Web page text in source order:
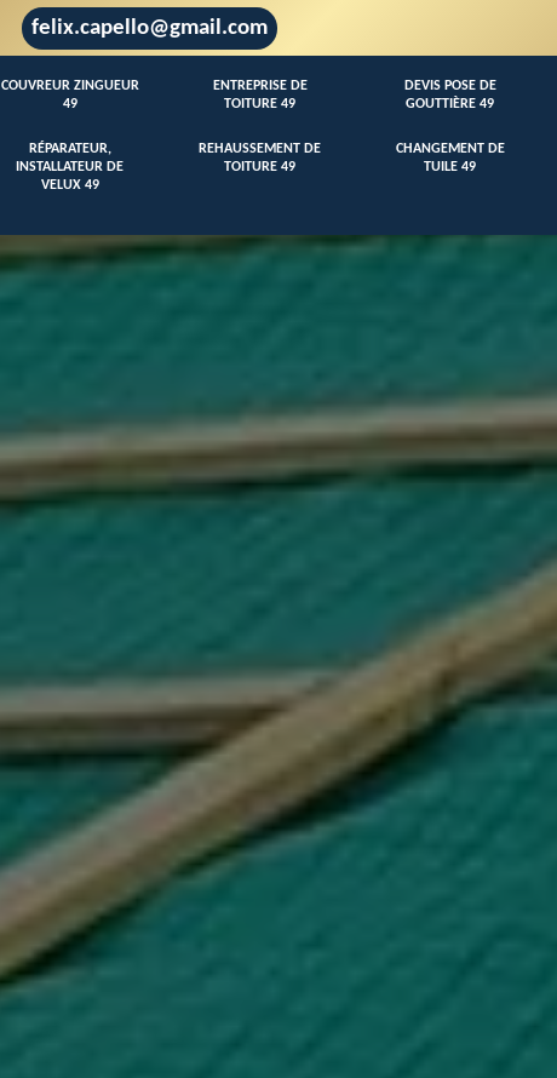
felix.capello@gmail.com
COUVREUR ZINGUEUR
49
ENTREPRISE DE
TOITURE 49
DEVIS POSE DE
GOUTTIÈRE 49
RÉPARATEUR,
INSTALLATEUR DE
VELUX 49
REHAUSSEMENT DE
TOITURE 49
CHANGEMENT DE
TUILE 49